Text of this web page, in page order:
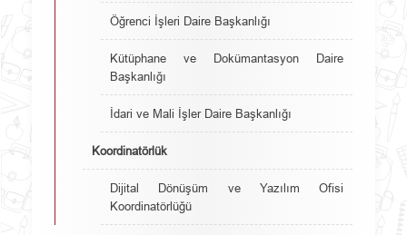
Öğrenci İşleri Daire Başkanlığı
Kütüphane ve Dokümantasyon Daire
Başkanlığı
İdari ve Mali İşler Daire Başkanlığı
Koordinatörlük
Dijital Dönüşüm ve Yazılım Ofisi
Koordinatörlüğü